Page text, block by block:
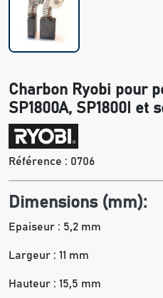
Charbon Ryobi pour
SP1800A, SP1800I et
Référence : 0706
Dimensions (mm):
Epaiseur : 5,2 mm
Largeur : 11 mm
Hauteur : 15,5 mm